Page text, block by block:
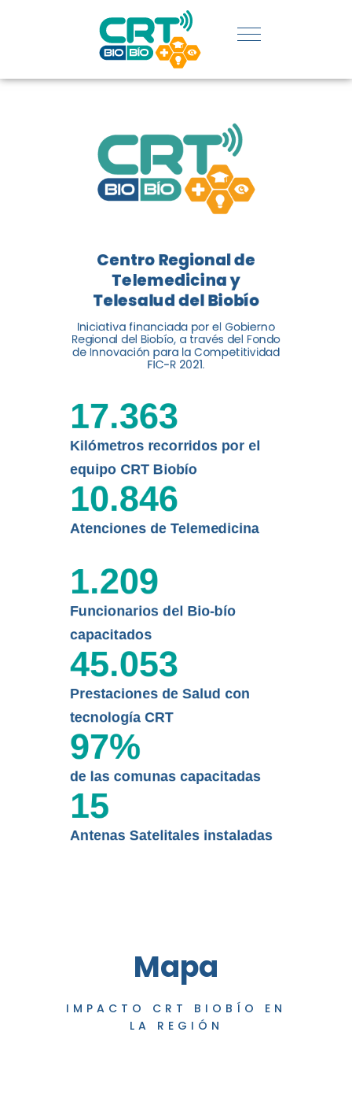
REGIÓN:
CONOCE
LOGROS
DE CRT
BIOBÍO
El Centro Regional de
Telemedicina y Telesalud del
Biobío presenta el balance de
tres años acercando la salud
digital a los habitantes...
Leer más
Centro Regional de
Telemedicina y
Telesalud del Biobío
Iniciativa financiada por el Gobierno
Regional del Biobío, a través del Fondo
de Innovación para la Competitividad
FIC-R 2021.
Kilómetros recorridos por el
equipo CRT Biobío
17.363
Atenciones de Telemedicina
10.846
Funcionarios del Bio-bío
capacitados
1.209
Prestaciones de Salud con
tecnología CRT
45.053
de las comunas capacitadas
97%
Antenas Satelitales instaladas
15
Mapa
IMPACTO CRT BIOBÍO EN
LA REGIÓN